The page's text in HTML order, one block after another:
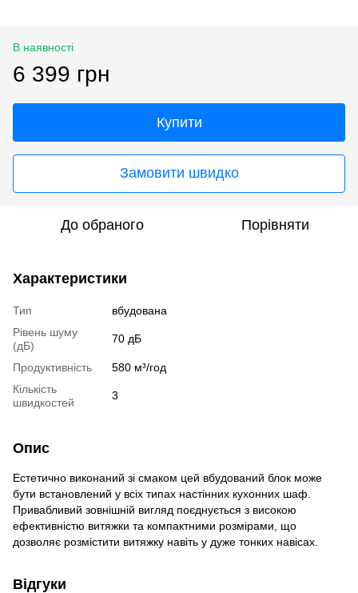
В наявності
6 399 грн
Купити
Замовити швидко
До обраного Порівняти
Характеристики
Тип
вбудована
Рівень шуму
(дБ)
70 дБ
Продуктивність
580 м³/год
Кількість
швидкостей
3
Опис
Естетично виконаний зі смаком цей вбудований блок може
бути встановлений у всіх типах настінних кухонних шаф.
Привабливий зовнішній вигляд поєднується з високою
ефективністю витяжки та компактними розмірами, що
дозволяє розмістити витяжку навіть у дуже тонких навісах.
Відгуки